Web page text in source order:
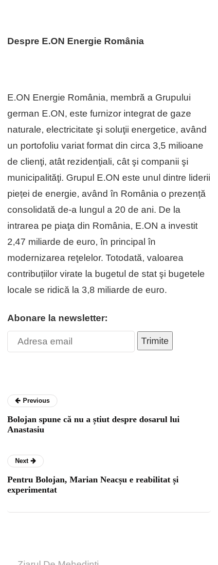
Despre E.ON Energie România
E.ON Energie România, membră a Grupului
german E.ON, este furnizor integrat de gaze
naturale, electricitate şi soluţii energetice, având
un portofoliu variat format din circa 3,5 milioane
de clienţi, atât rezidenţiali, cât şi companii şi
municipalităţi. Grupul E.ON este unul dintre liderii
pieței de energie, având în România o prezență
consolidată de-a lungul a 20 de ani. De la
intrarea pe piaţa din România, E.ON a investit
2,47 miliarde de euro, în principal în
modernizarea reţelelor. Totodată, valoarea
contribuțiilor virate la bugetul de stat şi bugetele
locale se ridică la 3,8 miliarde de euro.
Abonare la newsletter:
Trimite
Previous
Bolojan spune că nu a știut despre dosarul lui
Anastasiu
Next
Pentru Bolojan, Marian Neacșu e reabilitat și
experimentat